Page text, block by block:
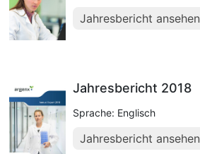
Jahresbericht ansehen
Jahresbericht 2018
Sprache: Englisch
Jahresbericht ansehen